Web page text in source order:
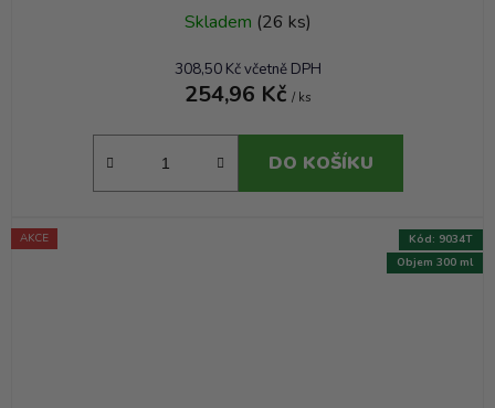
Skladem (26 ks)
308,50 Kč včetně DPH
254,96 Kč / ks
DO KOŠÍKU
AKCE
Objem 300 ml
Kód: 9034T